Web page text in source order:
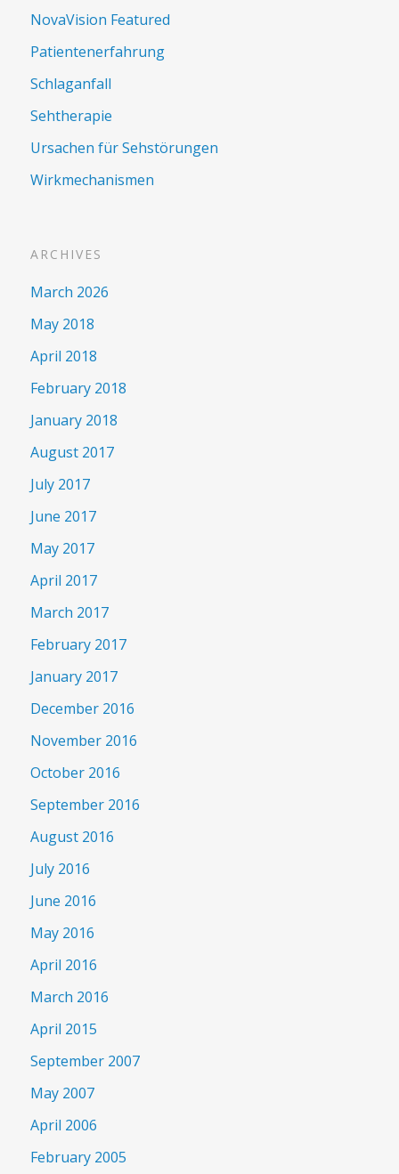
NovaVision Featured
Patientenerfahrung
Schlaganfall
Sehtherapie
Ursachen für Sehstörungen
Wirkmechanismen
ARCHIVES
March 2026
May 2018
April 2018
February 2018
January 2018
August 2017
July 2017
June 2017
May 2017
April 2017
March 2017
February 2017
January 2017
December 2016
November 2016
October 2016
September 2016
August 2016
July 2016
June 2016
May 2016
April 2016
March 2016
April 2015
September 2007
May 2007
April 2006
February 2005